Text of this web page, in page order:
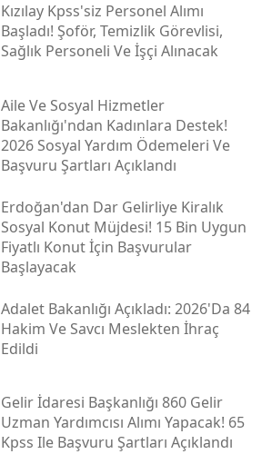
Kızılay Kpss'siz Personel Alımı
Başladı! Şoför, Temizlik Görevlisi,
Sağlık Personeli Ve İşçi Alınacak
Aile Ve Sosyal Hizmetler
Bakanlığı'ndan Kadınlara Destek!
2026 Sosyal Yardım Ödemeleri Ve
Başvuru Şartları Açıklandı
Erdoğan'dan Dar Gelirliye Kiralık
Sosyal Konut Müjdesi! 15 Bin Uygun
Fiyatlı Konut İçin Başvurular
Başlayacak
Adalet Bakanlığı Açıkladı: 2026'da 84
Hakim Ve Savcı Meslekten İhraç
Edildi
Gelir İdaresi Başkanlığı 860 Gelir
Uzman Yardımcısı Alımı Yapacak! 65
Kpss Ile Başvuru Şartları Açıklandı